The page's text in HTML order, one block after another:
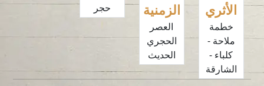
الأثري
خطمة
ملاحة -
كلباء -
الشارقة
الزمنية
العصر
الحجري
الحديث
حجر